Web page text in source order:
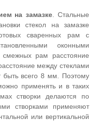
на замазке . Стальные
стекол на замазке
сваренных рам с
оконными
рам расстояние
между стеклами
быть всего 8 мм. Поэтому
применять и в таких
створки делаются по
створками применяют
или вертикальной